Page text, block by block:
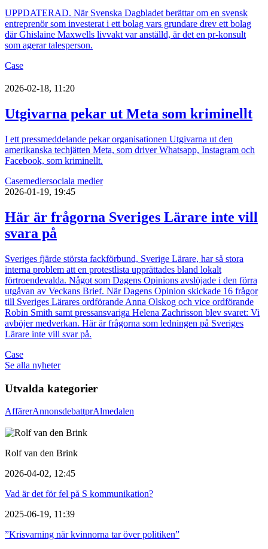
UPPDATERAD. När Svenska Dagbladet berättar om en svensk
entreprenör som investerat i ett bolag vars grundare drev ett bolag
där Ghislaine Maxwells livvakt var anställd, är det en pr-konsult
som agerar talesperson.
Case
2026-02-18, 11:20
Utgivarna pekar ut Meta som kriminellt
I ett pressmeddelande pekar organisationen Utgivarna ut den
amerikanska techjätten Meta, som driver Whatsapp, Instagram och
Facebook, som kriminellt.
Casemediersociala medier
2026-01-19, 19:45
Här är frågorna Sveriges Lärare inte vill
svara på
Sveriges fjärde största fackförbund, Sverige Lärare, har så stora
interna problem att en protestlista upprättades bland lokalt
förtroendevalda. Något som Dagens Opinions avslöjade i den förra
utgåvan av Veckans Brief. När Dagens Opinion skickade 16 frågor
till Sveriges Lärares ordförande Anna Olskog och vice ordförande
Robin Smith samt pressansvariga Helena Zachrisson blev svaret: Vi
avböjer medverkan. Här är frågorna som ledningen på Sveriges
Lärare inte vill svar på.
Case
Se alla nyheter
Utvalda kategorier
AffärerAnnonsdebattprAlmedalen
Rolf van den Brink
2026-04-02, 12:45
Vad är det för fel på S kommunikation?
2025-06-19, 11:39
”Krisvarning när kvinnorna tar över politiken”